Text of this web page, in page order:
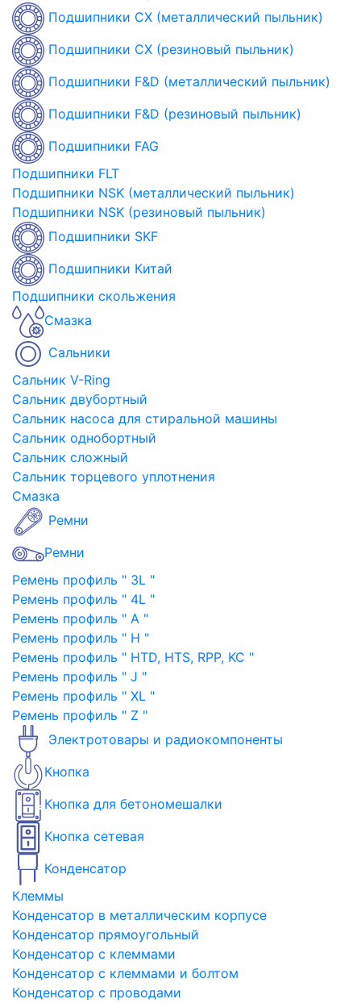
Подшипники CX (металлический пыльник)
Подшипники CX (резиновый пыльник)
Подшипники F&D (металлический пыльник)
Подшипники F&D (резиновый пыльник)
Подшипники FAG
Подшипники FLT
Подшипники NSK (металлический пыльник)
Подшипники NSK (резиновый пыльник)
Подшипники SKF
Подшипники Китай
Подшипники скольжения
Смазка
Сальники
Сальник V-Ring
Сальник двубортный
Сальник насоса для стиральной машины
Сальник однобортный
Сальник сложный
Сальник торцевого уплотнения
Смазка
Ремни
Ремни
Ремень профиль " 3L "
Ремень профиль " 4L "
Ремень профиль " A "
Ремень профиль " H "
Ремень профиль " HTD, HTS, RPP, KC "
Ремень профиль " J "
Ремень профиль " XL "
Ремень профиль " Z "
Электротовары и радиокомпоненты
Кнопка
Кнопка для бетономешалки
Кнопка сетевая
Конденсатор
Клеммы
Конденсатор в металлическим корпусе
Конденсатор прямоугольный
Конденсатор с клеммами
Конденсатор с клеммами и болтом
Конденсатор с проводами